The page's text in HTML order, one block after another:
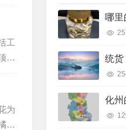
工
板
动
为
红
统货